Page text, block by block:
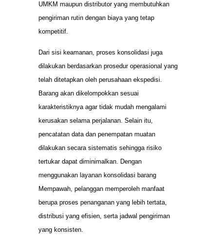
UMKM maupun distributor yang membutuhkan
pengiriman rutin dengan biaya yang tetap
kompetitif.
Dari sisi keamanan, proses konsolidasi juga
dilakukan berdasarkan prosedur operasional yang
telah ditetapkan oleh perusahaan ekspedisi.
Barang akan dikelompokkan sesuai
karakteristiknya agar tidak mudah mengalami
kerusakan selama perjalanan. Selain itu,
pencatatan data dan penempatan muatan
dilakukan secara sistematis sehingga risiko
tertukar dapat diminimalkan. Dengan
menggunakan layanan konsolidasi barang
Mempawah, pelanggan memperoleh manfaat
berupa proses penanganan yang lebih tertata,
distribusi yang efisien, serta jadwal pengiriman
yang konsisten.